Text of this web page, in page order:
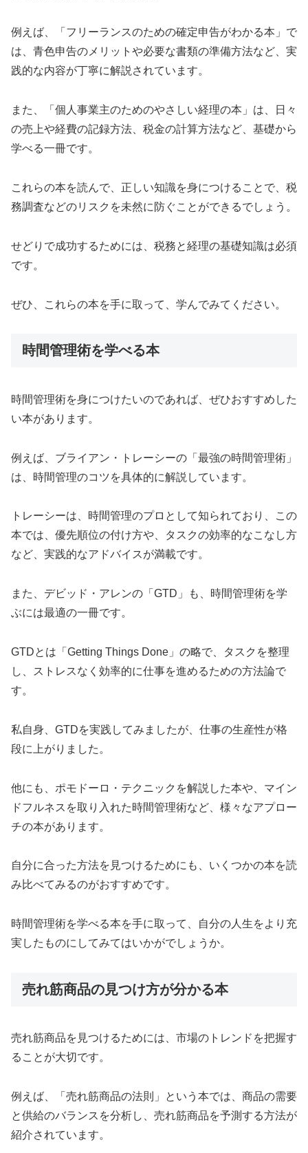
例えば、「フリーランスのための確定申告がわかる本」で
は、青色申告のメリットや必要な書類の準備方法など、実
践的な内容が丁寧に解説されています。
また、「個人事業主のためのやさしい経理の本」は、日々
の売上や経費の記録方法、税金の計算方法など、基礎から
学べる一冊です。
これらの本を読んで、正しい知識を身につけることで、税
務調査などのリスクを未然に防ぐことができるでしょう。
せどりで成功するためには、税務と経理の基礎知識は必須
です。
ぜひ、これらの本を手に取って、学んでみてください。
時間管理術を学べる本
時間管理術を身につけたいのであれば、ぜひおすすめした
い本があります。
例えば、ブライアン・トレーシーの「最強の時間管理術」
は、時間管理のコツを具体的に解説しています。
トレーシーは、時間管理のプロとして知られており、この
本では、優先順位の付け方や、タスクの効率的なこなし方
など、実践的なアドバイスが満載です。
また、デビッド・アレンの「GTD」も、時間管理術を学
ぶには最適の一冊です。
GTDとは「Getting Things Done」の略で、タスクを整理
し、ストレスなく効率的に仕事を進めるための方法論で
す。
私自身、GTDを実践してみましたが、仕事の生産性が格
段に上がりました。
他にも、ポモドーロ・テクニックを解説した本や、マイン
ドフルネスを取り入れた時間管理術など、様々なアプロー
チの本があります。
自分に合った方法を見つけるためにも、いくつかの本を読
み比べてみるのがおすすめです。
時間管理術を学べる本を手に取って、自分の人生をより充
実したものにしてみてはいかがでしょうか。
売れ筋商品の見つけ方が分かる本
売れ筋商品を見つけるためには、市場のトレンドを把握す
ることが大切です。
例えば、「売れ筋商品の法則」という本では、商品の需要
と供給のバランスを分析し、売れ筋商品を予測する方法が
紹介されています。